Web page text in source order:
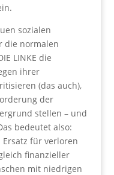
sozialen
die normalen
LINKE die
ihrer
(das auch),
der
stellen – und
bedeutet also:
Ersatz für verloren
finanzieller
mit niedrigen